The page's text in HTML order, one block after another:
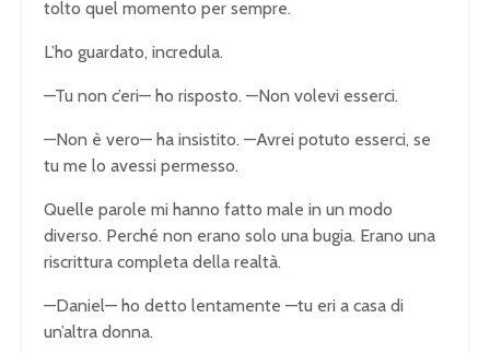
tolto quel momento per sempre.
L’ho guardato, incredula.
—Tu non c’eri— ho risposto. —Non volevi esserci.
—Non è vero— ha insistito. —Avrei potuto esserci, se
tu me lo avessi permesso.
Quelle parole mi hanno fatto male in un modo
diverso. Perché non erano solo una bugia. Erano una
riscrittura completa della realtà.
—Daniel— ho detto lentamente —tu eri a casa di
un’altra donna.